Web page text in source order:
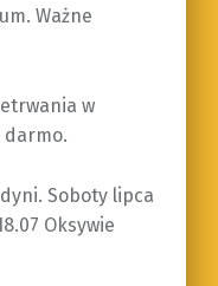
Ważne
w
darmo.
Soboty lipca
Oksywie